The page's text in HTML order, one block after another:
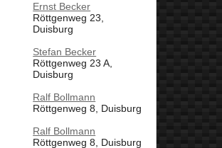
Ernst Becker
Röttgenweg 23,
Duisburg
Stefan Becker
Röttgenweg 23 A,
Duisburg
Ralf Bollmann
Röttgenweg 8, Duisburg
Ralf Bollmann
Röttgenweg 8, Duisburg